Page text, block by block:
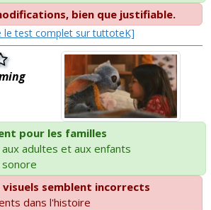
bien que justifiable.
le test complet sur tuttoteK]
pour les familles
adultes et aux enfants
semblent incorrects
dans l'histoire